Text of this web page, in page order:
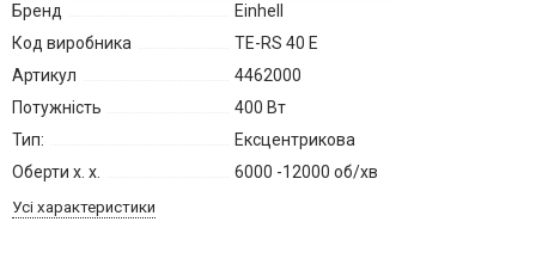
Бренд
Einhell
Код виробника
TE-RS 40 E
Артикул
4462000
Потужність
400 Вт
Тип:
Ексцентрикова
Оберти х. х.
6000 -12000 об/хв
Усі характеристики